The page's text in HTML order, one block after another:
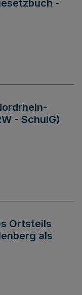
-
- SchulG)
Ortsteils
als